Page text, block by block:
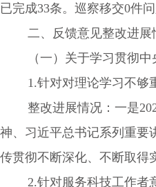
已完成33条。巡察移交0件问
二、反馈意见整改进展
（一）关于学习贯彻中央
1.针对对理论学习不够
整改进展情况：一是2023
神、习近平总书记系列重要
传贯彻不断深化、不断取得
2.针对服务科技工作者意